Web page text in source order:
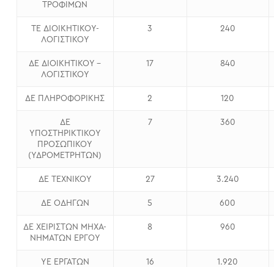
ΤΡΟΦΙΜΩΝ
ΤΕ ΔΙΟΙΚΗΤΙΚΟΥ-
ΛΟΓΙΣΤΙΚΟΥ
3 240
ΔΕ ΔΙΟΙΚΗΤΙΚΟΥ –
ΛΟΓΙΣΤΙΚΟΥ
17 840
ΔΕ ΠΛΗΡΟΦΟΡΙΚΗΣ 2 120
ΔΕ
ΥΠΟΣΤΗΡΙΚΤΙΚΟΥ
ΠΡΟΣΩΠΙΚΟΥ
(ΥΔΡΟΜΕΤΡΗΤΩΝ)
7 360
ΔΕ ΤΕΧΝΙΚΟΥ 27 3.240
ΔΕ ΟΔΗΓΩΝ 5 600
ΔΕ ΧΕΙΡΙΣΤΩΝ ΜΗΧΑ-
ΝΗΜΑΤΩΝ ΕΡΓΟΥ
8 960
ΥΕ ΕΡΓΑΤΩΝ 16 1.920